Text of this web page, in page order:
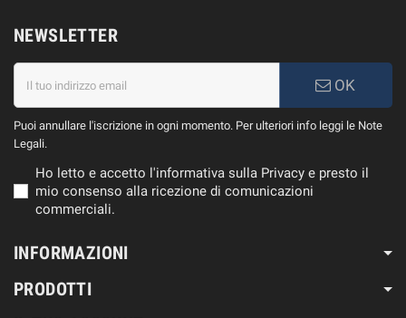
NEWSLETTER
OK
Puoi annullare l'iscrizione in ogni momento. Per ulteriori info leggi le Note
Legali.
Ho letto e accetto l'informativa sulla Privacy e presto il
mio consenso alla ricezione di comunicazioni
commerciali.
INFORMAZIONI
PRODOTTI